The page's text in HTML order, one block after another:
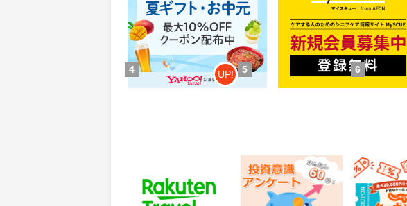
0.46%還元
獲得条件：お買い物
獲得条件：無料会員登録
4 UP!
ポイント
レオンワークス 投資ア
ンケート
5
ポイント
じゃらんnet
6
0.6%
還元